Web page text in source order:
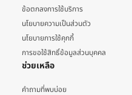
ข้อตกลงการใช้บริการ
นโยบายความเป็นส่วนตัว
นโยบายการใช้คุกกี้
การขอใช้สิทธิ์ข้อมูลส่วนบุคคล
ช่วยเหลือ
คำถามที่พบบ่อย